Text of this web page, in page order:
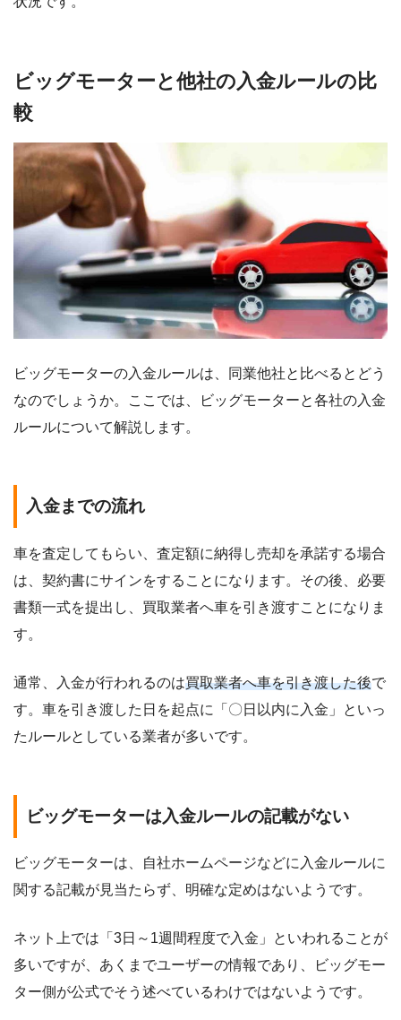
ビッグモーターと他社の入金ルールの比
較
ビッグモーターの入金ルールは、同業他社と比べるとどう
なのでしょうか。ここでは、ビッグモーターと各社の入金
ルールについて解説します。
入金までの流れ
車を査定してもらい、査定額に納得し売却を承諾する場合
は、契約書にサインをすることになります。その後、必要
書類一式を提出し、買取業者へ車を引き渡すことになりま
す。
通常、入金が行われるのは買取業者へ車を引き渡した後で
す。車を引き渡した日を起点に「〇日以内に入金」といっ
たルールとしている業者が多いです。
ビッグモーターは入金ルールの記載がない
ビッグモーターは、自社ホームページなどに入金ルールに
関する記載が見当たらず、明確な定めはないようです。
ネット上では「3日～1週間程度で入金」といわれることが
多いですが、あくまでユーザーの情報であり、ビッグモー
ター側が公式でそう述べているわけではないようです。